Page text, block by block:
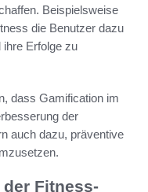
Beispielsweise
die Benutzer dazu
ihre Erfolge zu
dass Gamification im
der
auch dazu, präventive
Fitness-